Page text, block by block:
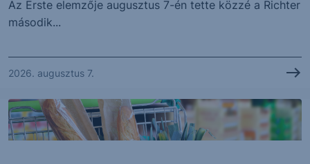
Az Erste elemzője augusztus 7-én tette közzé a Richter
második...
2026. augusztus 7.